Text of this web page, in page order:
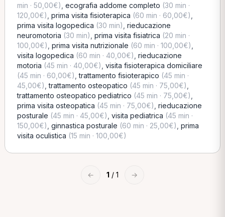
min · 50,00€) ecografia addome completo (30 min ·
120,00€) prima visita fisioterapica (60 min · 60,00€)
prima visita logopedica (30 min) rieducazione
neuromotoria (30 min) prima visita fisiatrica (20 min ·
100,00€) prima visita nutrizionale (60 min · 100,00€)
visita logopedica (60 min · 40,00€) rieducazione
motoria (45 min · 40,00€) visita fisioterapica domiciliare
(45 min · 60,00€) ,trattamento fisioterapico (45 min ·
45,00€) ,trattamento osteopatico (45 min · 75,00€)
trattamento osteopatico pediatrico (45 min · 75,00€)
prima visita osteopatica (45 min · 75,00€) rieducazione
posturale (45 min · 45,00€) visita pediatrica (45 min ·
150,00€) ginnastica posturale (60 min · 25,00€) prima
visita oculistica (15 min · 100,00€)
← 1 / 1 →